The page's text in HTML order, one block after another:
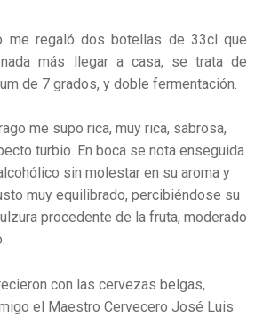
me regaló dos botellas de 33cl que
más llegar a casa, se trata de
de 7 grados, y doble fermentación.
me supo rica, muy rica, sabrosa,
turbio. En boca se nota enseguida
sin molestar en su aroma y
muy equilibrado, percibiéndose su
procedente de la fruta, moderado
con las cervezas belgas,
el Maestro Cervecero José Luis